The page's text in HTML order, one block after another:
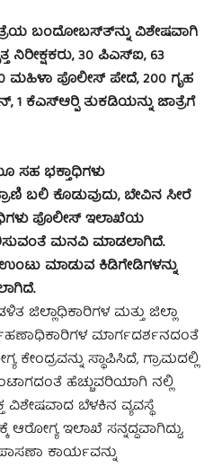
ಬಂದೋಬಸ್ತ್‍ನ್ನು ವಿಶೇಷವಾಗಿ
ನಿರೀಕ್ಷಕರು, 30 ಪಿಎಸ್‍ಐ, 63
ಮಹಿಳಾ ಪೊಲೀಸ್ ಪೇದೆ, 200 ಗೃಹ
1 ಕೆಎಸ್‍ಆರ್‍ಪಿ ತುಕಡಿಯನ್ನು ಜಾತ್ರೆಗೆ
ಸಹ ಭಕ್ತಾಧಿಗಳು
ಬಲಿ ಕೊಡುವುದು, ಬೇವಿನ ಸೀರೆ
ಪೊಲೀಸ್ ಇಲಾಖೆಯ
ಮನವಿ ಮಾಡಲಾಗಿದೆ.
ಮಾಡುವ ಕಿಡಿಗೇಡಿಗಳನ್ನು
ಜಿಲ್ಲಾಧಿಕಾರಿಗಳ ಮತ್ತು ಜಿಲ್ಲಾ
ಮಾರ್ಗದರ್ಶನದಂತೆ
ಕೇಂದ್ರವನ್ನು ಸ್ಥಾಪಿಸಿದೆ, ಗ್ರಾಮದಲ್ಲಿ
ಹೆಚ್ಚುವರಿಯಾಗಿ ನಲ್ಲಿ
ವಿಶೇಷವಾದ ಬೆಳಕಿನ ವ್ಯವಸ್ಥೆ
ಇಲಾಖೆ ಸನ್ನದ್ದವಾಗಿದ್ದು,
ಕಾರ್ಯವನ್ನು